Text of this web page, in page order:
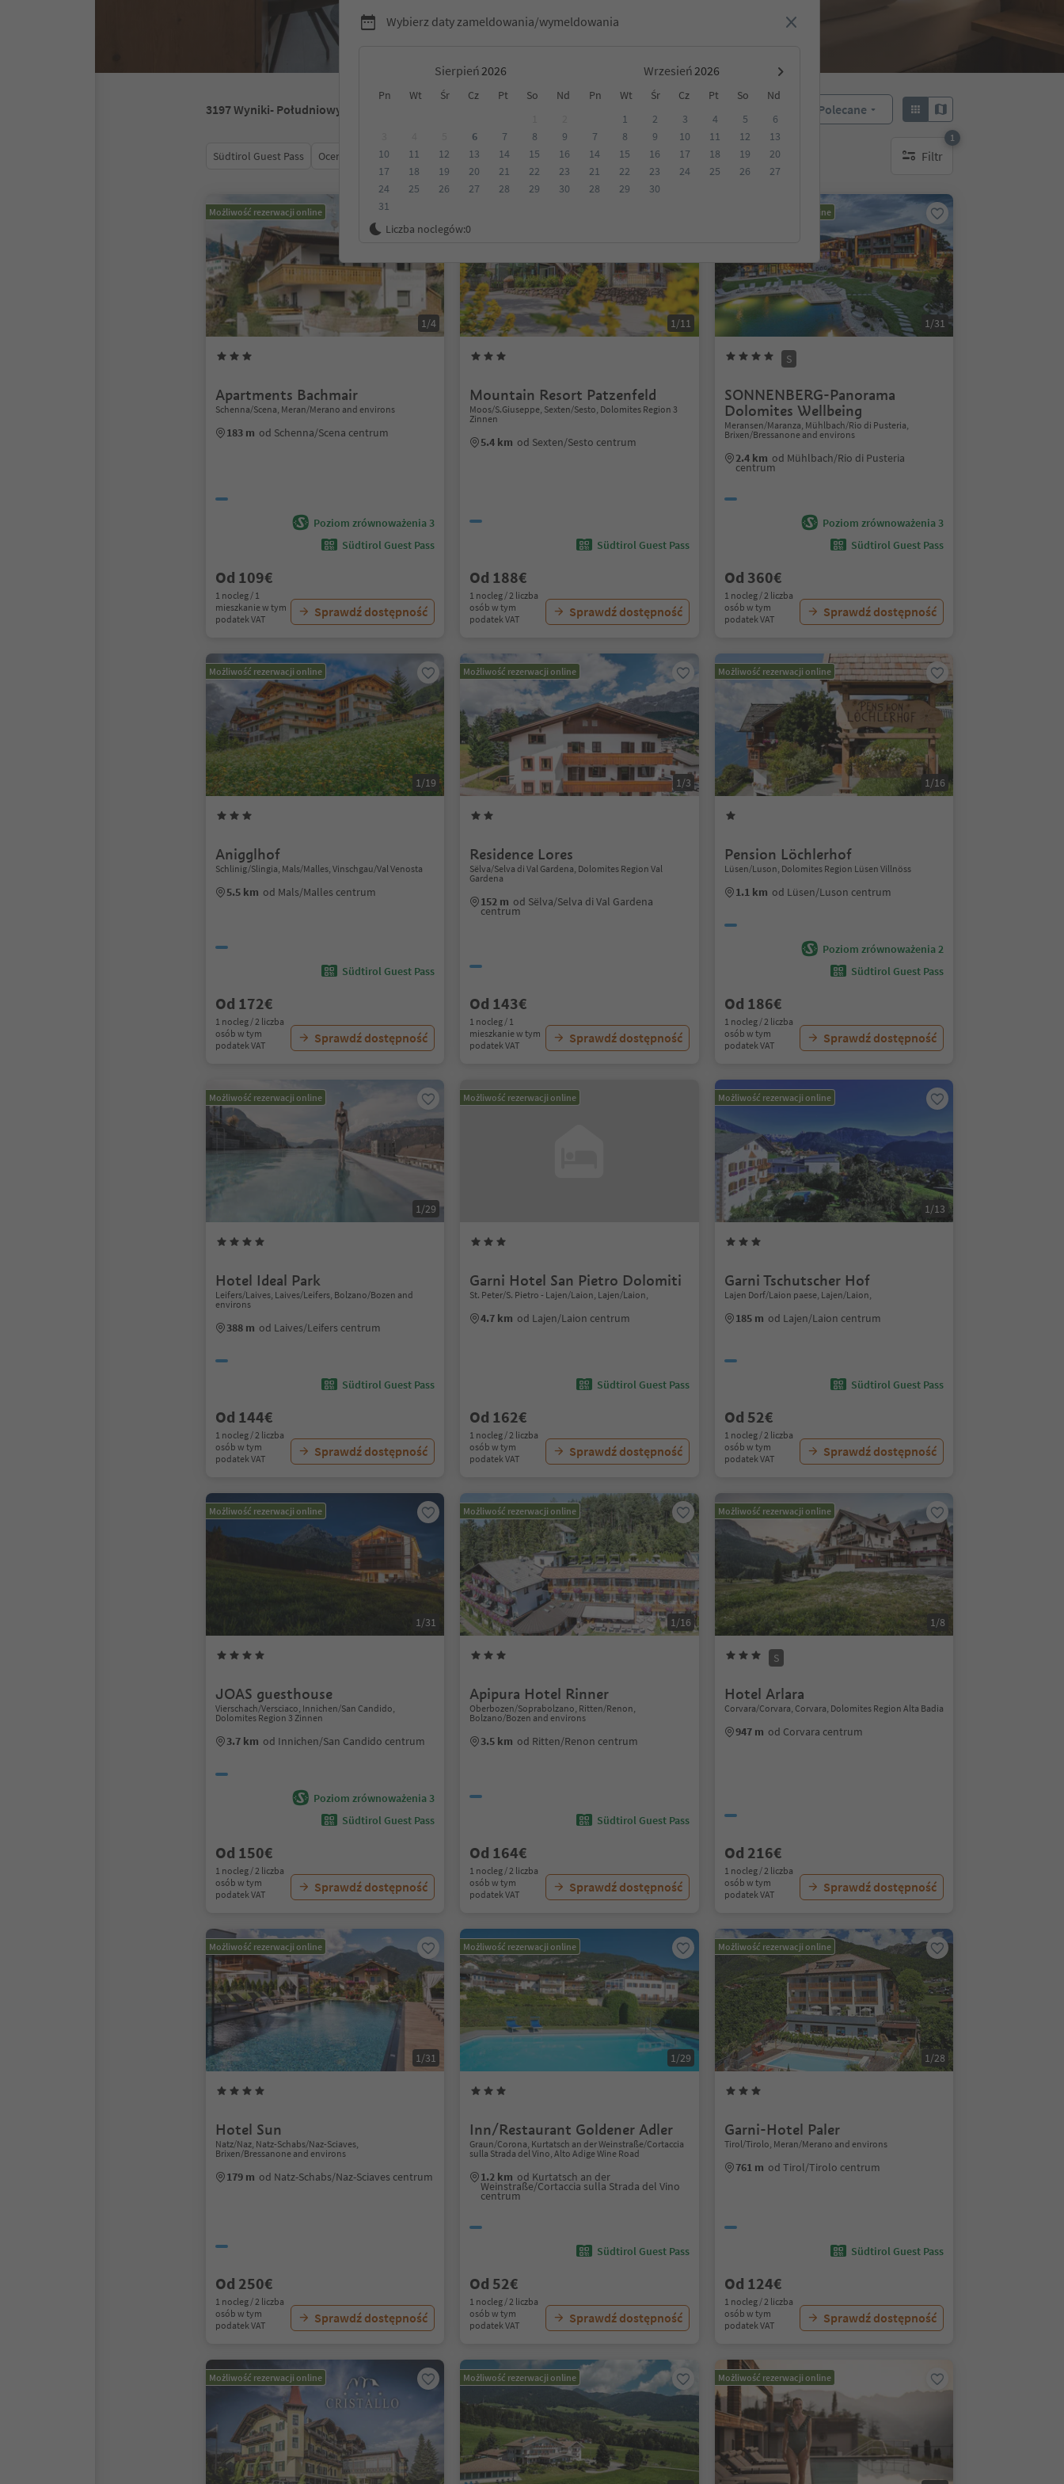
Wybierz daty zameldowania/wymeldowania
Sierpień Wrzesień
Pn Wt Śr Cz Pt So Nd Pn Wt Śr Cz Pt So
Nd
6 7 8
9
10
11 12 13 14 15
16
17
18 19 20 21 22
23
24
25 26 27 28 29
30
31
1 2 3 4 5
6
7
8 9 10 11 12
13
14
15 16 17 18 19
20
21
22 23 24 25 26
27
28
29 30
Liczba noclegów:0
3197Wyniki- Południowy Tyrol Polecane
Südtirol Guest Pass Ocena Kategoria Opcje wyżywienia Ekologiczne zakwaterowanie Filtr
1
1 aktywny filtr
Możliwość rezerwacji online
1/4
Apartments Bachmair
Schenna/Scena, Meran/Merano and environs
183 m od Schenna/Scena centrum
Poziom zrównoważenia 3
Südtirol Guest Pass
Od 109€
1 nocleg / 1
mieszkanie w tym
podatek VAT
Sprawdź dostępność
1/11
Mountain Resort Patzenfeld
Moos/S.Giuseppe, Sexten/Sesto, Dolomites Region 3
Zinnen
5.4 km od Sexten/Sesto centrum
Südtirol Guest Pass
Od 188€
1 nocleg / 2 liczba
osób w tym
podatek VAT
Sprawdź dostępność
Możliwość rezerwacji online
1/31
S
SONNENBERG-Panorama
Dolomites Wellbeing
Meransen/Maranza, Mühlbach/Rio di Pusteria,
Brixen/Bressanone and environs
2.4 km od Mühlbach/Rio di Pusteria
centrum
Poziom zrównoważenia 3
Südtirol Guest Pass
Od 360€
1 nocleg / 2 liczba
osób w tym
podatek VAT
Sprawdź dostępność
Możliwość rezerwacji online
1/19
Anigglhof
Schlinig/Slingia, Mals/Malles, Vinschgau/Val Venosta
5.5 km od Mals/Malles centrum
Südtirol Guest Pass
Od 172€
1 nocleg / 2 liczba
osób w tym
podatek VAT
Sprawdź dostępność
Możliwość rezerwacji online
1/3
Residence Lores
Sëlva/Selva di Val Gardena, Dolomites Region Val
Gardena
152 m od Sëlva/Selva di Val Gardena
centrum
Od 143€
1 nocleg / 1
mieszkanie w tym
podatek VAT
Sprawdź dostępność
Możliwość rezerwacji online
1/16
Pension Löchlerhof
Lüsen/Luson, Dolomites Region Lüsen Villnöss
1.1 km od Lüsen/Luson centrum
Poziom zrównoważenia 2
Südtirol Guest Pass
Od 186€
1 nocleg / 2 liczba
osób w tym
podatek VAT
Sprawdź dostępność
Możliwość rezerwacji online
1/29
Hotel Ideal Park
Leifers/Laives, Laives/Leifers, Bolzano/Bozen and
environs
388 m od Laives/Leifers centrum
Südtirol Guest Pass
Od 144€
1 nocleg / 2 liczba
osób w tym
podatek VAT
Sprawdź dostępność
Możliwość rezerwacji online
Garni Hotel San Pietro Dolomiti
St. Peter/S. Pietro - Lajen/Laion, Lajen/Laion,
4.7 km od Lajen/Laion centrum
Südtirol Guest Pass
Od 162€
1 nocleg / 2 liczba
osób w tym
podatek VAT
Sprawdź dostępność
Możliwość rezerwacji online
1/13
Garni Tschutscher Hof
Lajen Dorf/Laion paese, Lajen/Laion,
185 m od Lajen/Laion centrum
Südtirol Guest Pass
Od 52€
1 nocleg / 2 liczba
osób w tym
podatek VAT
Sprawdź dostępność
Możliwość rezerwacji online
1/31
JOAS guesthouse
Vierschach/Versciaco, Innichen/San Candido,
Dolomites Region 3 Zinnen
3.7 km od Innichen/San Candido centrum
Poziom zrównoważenia 3
Südtirol Guest Pass
Od 150€
1 nocleg / 2 liczba
osób w tym
podatek VAT
Sprawdź dostępność
Możliwość rezerwacji online
1/16
Apipura Hotel Rinner
Oberbozen/Soprabolzano, Ritten/Renon,
Bolzano/Bozen and environs
3.5 km od Ritten/Renon centrum
Südtirol Guest Pass
Od 164€
1 nocleg / 2 liczba
osób w tym
podatek VAT
Sprawdź dostępność
Możliwość rezerwacji online
1/8
S
Hotel Arlara
Corvara/Corvara, Corvara, Dolomites Region Alta Badia
947 m od Corvara centrum
Od 216€
1 nocleg / 2 liczba
osób w tym
podatek VAT
Sprawdź dostępność
Możliwość rezerwacji online
1/31
Hotel Sun
Natz/Naz, Natz-Schabs/Naz-Sciaves,
Brixen/Bressanone and environs
179 m od Natz-Schabs/Naz-Sciaves centrum
Od 250€
1 nocleg / 2 liczba
osób w tym
podatek VAT
Sprawdź dostępność
Możliwość rezerwacji online
1/29
Inn/Restaurant Goldener Adler
Graun/Corona, Kurtatsch an der Weinstraße/Cortaccia
sulla Strada del Vino, Alto Adige Wine Road
1.2 km od Kurtatsch an der
Weinstraße/Cortaccia sulla Strada del Vino
centrum
Südtirol Guest Pass
Od 52€
1 nocleg / 2 liczba
osób w tym
podatek VAT
Sprawdź dostępność
Możliwość rezerwacji online
1/28
Garni-Hotel Paler
Tirol/Tirolo, Meran/Merano and environs
761 m od Tirol/Tirolo centrum
Südtirol Guest Pass
Od 124€
1 nocleg / 2 liczba
osób w tym
podatek VAT
Sprawdź dostępność
Możliwość rezerwacji online Możliwość rezerwacji online Możliwość rezerwacji online